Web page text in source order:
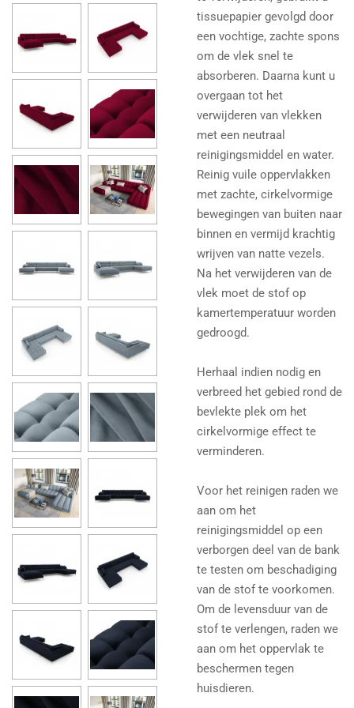
tissuepapier gevolgd door
een vochtige, zachte spons
om de vlek snel te
absorberen. Daarna kunt u
overgaan tot het
verwijderen van vlekken
met een neutraal
reinigingsmiddel en water.
Reinig vuile oppervlakken
met zachte, cirkelvormige
bewegingen van buiten naar
binnen en vermijd krachtig
wrijven van natte vezels.
Na het verwijderen van de
vlek moet de stof op
kamertemperatuur worden
gedroogd.
Herhaal indien nodig en
verbreed het gebied rond de
bevlekte plek om het
cirkelvormige effect te
verminderen.
Voor het reinigen raden we
aan om het
reinigingsmiddel op een
verborgen deel van de bank
te testen om beschadiging
van de stof te voorkomen.
Om de levensduur van de
stof te verlengen, raden we
aan om het oppervlak te
beschermen tegen
huisdieren.